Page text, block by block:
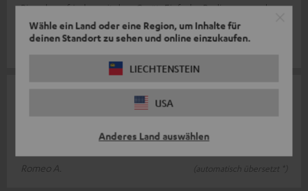
Wähle ein Land oder eine Region, um Inhalte für
deinen Standort zu sehen und online einzukaufen.
LIECHTENSTEIN
USA
Anderes Land auswählen
Bin sehr zufrieden mit dem Gerät. Einfache Bedienung und
guter Sound.
Schöner Radio-CD-Player, mit allem Komfort ausgestattet
Romeo A.
(automatisch übersetzt *)